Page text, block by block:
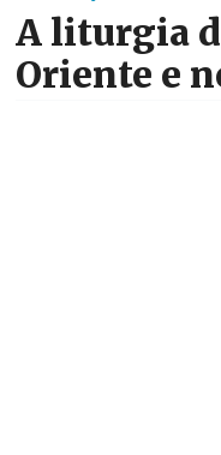
A liturgia
Oriente e